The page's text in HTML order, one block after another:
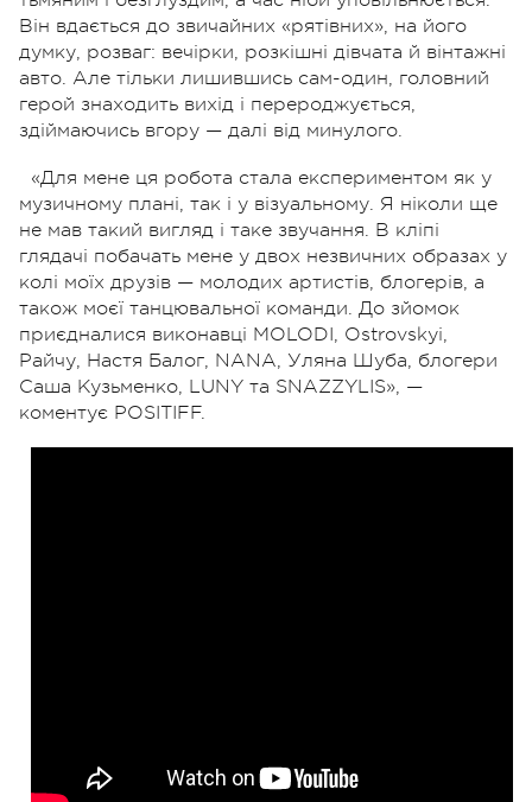
Він вдається до звичайних «рятівних», на його
думку, розваг: вечірки, розкішні дівчата й вінтажні
авто. Але тільки лишившись сам-один, головний
герой знаходить вихід і перероджується,
здіймаючись вгору — далі від минулого.
«Для мене ця робота стала експериментом як у
музичному плані, так і у візуальному. Я ніколи ще
не мав такий вигляд і таке звучання. В кліпі
глядачі побачать мене у двох незвичних образах у
колі моїх друзів — молодих артистів, блогерів, а
також моєї танцювальної команди. До зйомок
приєдналися виконавці MOLODI, Ostrovskyi,
Райчу, Настя Балог, NANA, Уляна Шуба, блогери
Саша Кузьменко, LUNY та SNAZZYLIS», —
коментує POSITIFF.